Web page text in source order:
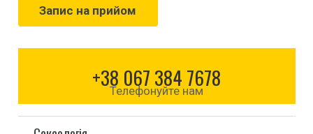
Запис на прийом
+38 067 384 7678
Телефонуйте нам